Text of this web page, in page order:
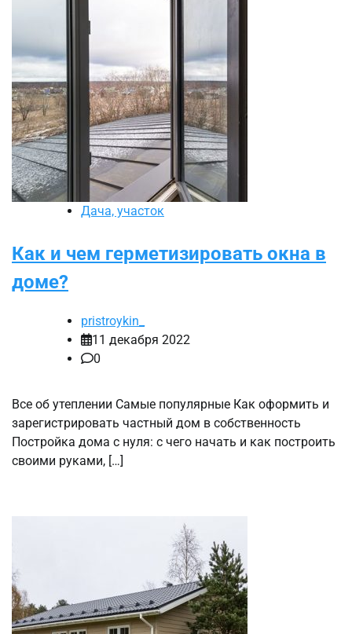
Дача, участок
Как и чем герметизировать окна в
доме?
pristroykin_
11 декабря 2022
0
Все об утеплении Самые популярные Как оформить и
зарегистрировать частный дом в собственность
Постройка дома с нуля: с чего начать и как построить
своими руками, […]